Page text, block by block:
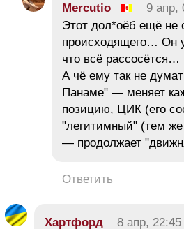
Mercutio 9 апр,
Этот дол*оёб ещё не
происходящего… Он
что всё рассосётся…
А чё ему так не
Панаме" — меняет
позицию, ЦИК (его
"легитимный" (тем
— продолжает
Ответить
Хартфорд 8 апр, 22:45